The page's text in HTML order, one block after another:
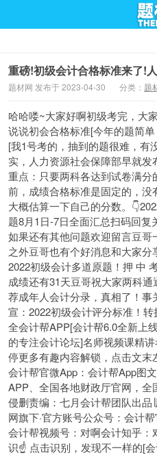
重磅!初级会计合格标准来了!
题材网 发布于 2023-04-30 分类： 题
哈哈喽~大家好啊初级考完，大
说说初会合格标准[今年的题简
[我1号考的，抽到的题很难，有
实，人力资源社会保障部早就
重点：只要两科各达到试卷满分
前，成绩合格标准是固定的，没
大概估算一下自己的分数。
题8月1日-7日全面汇总扫码回
如果还有其他问题欢迎留言豆
之外豆哥也有个好消息和大家
2022初级会计多道原题！押 中
成绩还有31天豆哥祝大家两科
荐成年人会计分录，真相了！
宣：2022初级会计评分标准！
全会计帮APP[会计帮6.0全新上
的专注会计论坛]名师视频课精
停更多有趣内容解锁，点击文
会计帮官微App：会计帮App图
APP、全国各地财政厅官网，全
侵删责编：七月会计帮团队出品
网旗下·官方账号公众号：会计
会计帮视频号：对啊会计知乎
识☝ 点击识别，发现不一样的[